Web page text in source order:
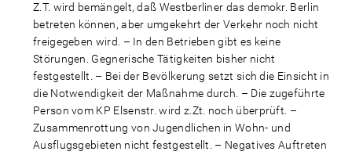
Z.T. wird bemängelt, daß Westberliner das demokr. Berlin
betreten können, aber umgekehrt der Verkehr noch nicht
freigegeben wird. – In den Betrieben gibt es keine
Störungen. Gegnerische Tätigkeiten bisher nicht
festgestellt. – Bei der Bevölkerung setzt sich die Einsicht in
die Notwendigkeit der Maßnahme durch. – Die zugeführte
Person vom KP Elsenstr. wird z.Zt. noch überprüft. –
Zusammenrottung von Jugendlichen in Wohn- und
Ausflugsgebieten nicht festgestellt. – Negatives Auftreten